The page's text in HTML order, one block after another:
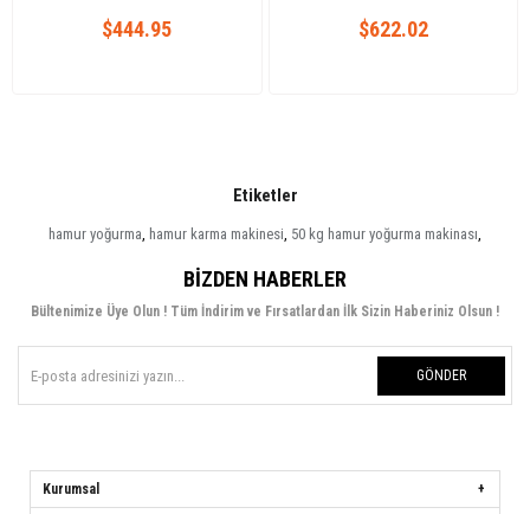
$444.95 $622.02
Etiketler
hamur yoğurma, hamur karma makinesi, 50 kg hamur yoğurma makinası,
BIZDEN HABERLER
Bültenimize Üye Olun ! Tüm İndirim ve Fırsatlardan İlk Sizin Haberiniz Olsun !
GÖNDER
Kurumsal